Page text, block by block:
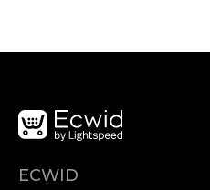
ECWID